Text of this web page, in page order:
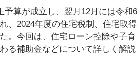
o
k
予算が成立し、翌月12月には令和6
、2024年度の住宅税制、住宅取得
。今回は、住宅ローン控除や子育
る補助金などについて詳しく解説